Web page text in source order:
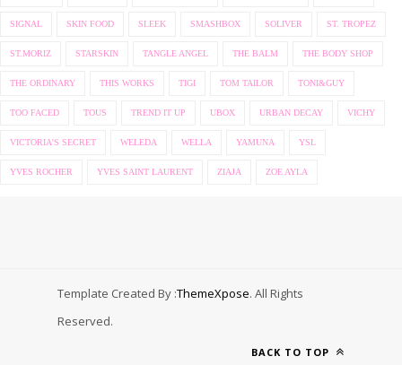
SIGNAL SKIN FOOD SLEEK SMASHBOX SOLIVER ST. TROPEZ
ST.MORIZ STARSKIN TANGLE ANGEL THE BALM THE BODY SHOP
THE ORDINARY THIS WORKS TIGI TOM TAILOR TONI&GUY
TOO FACED TOUS TREND IT UP UBOX URBAN DECAY VICHY
VICTORIA'S SECRET WELEDA WELLA YAMUNA YSL
YVES ROCHER YVES SAINT LAURENT ZIAJA ZOE AYLA
Template Created By :ThemeXpose. All Rights
Reserved.
BACK TO TOP